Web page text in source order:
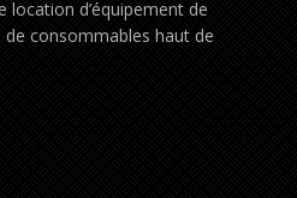
location d’équipement de
de consommables haut de